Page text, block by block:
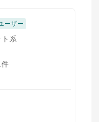
ーザー
系